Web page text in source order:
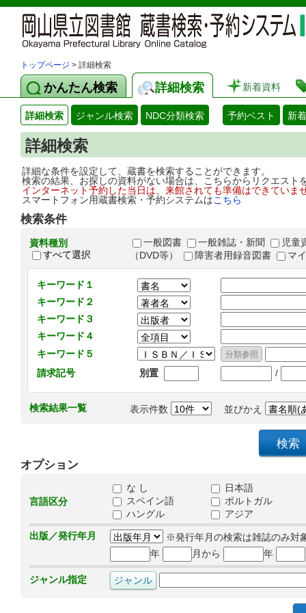
トップページ > 詳細検索
かんたん検索 詳細検索 新着資料
詳細検索 ジャンル検索 NDC分類検索 予約ベスト 新
詳細検索
詳細な条件を設定して、蔵書を検索することができます。
検索の結果、お探しの資料がない場合は、こちらからリクエス
インターネット予約した当日は、来館されても準備はできてい
スマートフォン用蔵書検索・予約システムはこちら
検索条件
資料種別
すべて選択
一般図書 一般雑誌・新聞
児童
（DVD等）
障害者用録音図書 マ
キーワード１
キーワード２
キーワード３
キーワード４
キーワード５
請求記号
別置 /
検索結果一覧 表示件数 並びかえ
オプション
言語区分
な し
日本語
スペイン語
ポルトガル
ハングル
アジア
出版／発行年月
※発行年月の検索は雑誌のみ対
年
月から 年
ジャンル指定